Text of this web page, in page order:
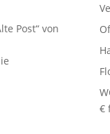
Post“ von
€